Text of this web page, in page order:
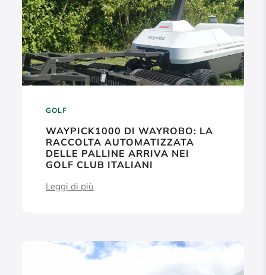
GOLF
WAYPICK1000 DI WAYROBO: LA
RACCOLTA AUTOMATIZZATA
DELLE PALLINE ARRIVA NEI
GOLF CLUB ITALIANI
Leggi di più